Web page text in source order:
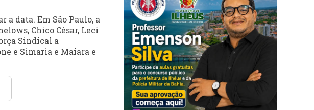
data. Em São Paulo, a
Chico César, Leci
Sindical a
e Simaria e Maiara e